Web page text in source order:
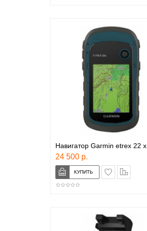
Навигатор Garmin etrex 22 x
24 500 р.
в закладки